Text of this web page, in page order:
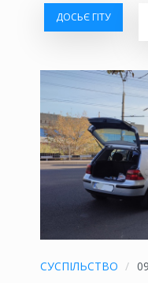
ДОСЬЄ ГІТУ
СУСПІЛЬСТВО